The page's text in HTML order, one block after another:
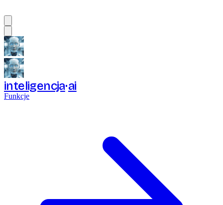
inteligencja ai
Funkcje